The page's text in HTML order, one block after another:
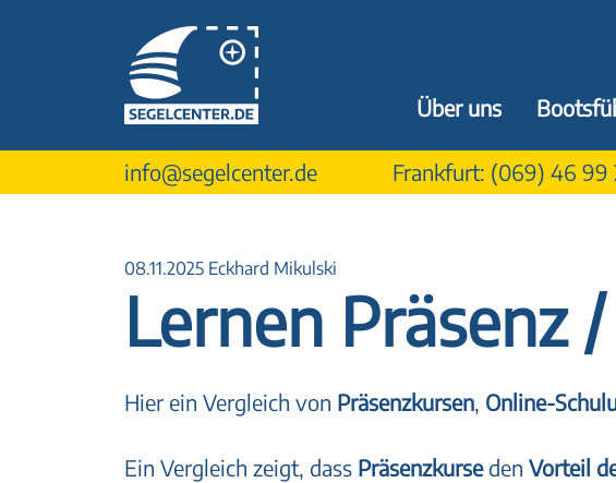
Über uns
info@segelcenter.de Frankfurt: (069) 46 99
08.11.2025 Eckhard Mikulski
Lernen Präsenz
Hier ein Vergleich von Präsenzkursen, Online-
Ein Vergleich zeigt, dass Präsenzkurseden Vorteil